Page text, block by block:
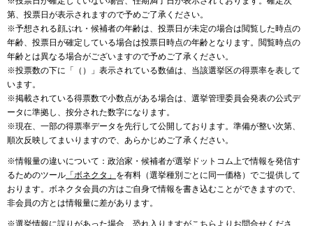
第、投票日が表示されますので予めご了承ください。
※予想される顔ぶれ・候補者の年齢は、投票日が未定の場合は閲覧した時点の
年齢、投票日が確定している場合は投票日時点の年齢となります。閲覧時点の
年齢とは異なる場合がございますので予めご了承ください。
※投票数の下に「（）」表示されている数値は、当該選挙区の得票率を表して
います。
※掲載されている得票数で小数点がある場合は、選挙管理委員会発表の公式デ
ータに準拠し、按分された数字になります。
※現在、一部の得票率データを先行して公開しております。準備が整い次第、
順次反映してまいりますので、あらかじめご了承ください。
※情報量の違いについて：政治家・候補者が選挙ドットコム上で情報を発信す
るためのツール 「ボネクタ」 を有料（選挙種別ごとに同一価格）でご提供して
おります。ボネクタ会員の方はご自身で情報を書き込むことができますので、
非会員の方とは情報量に差があります。
※選挙情報に誤りがあった場合、恐れ入りますがこちら よりお問合せくださ